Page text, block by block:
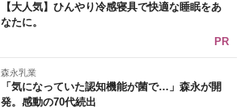
【大人気】ひんやり冷感寝具で快適な睡眠をあ
なたに。
PR
森永乳業
「気になっていた認知機能が菌で…」森永が開
発。感動の70代続出